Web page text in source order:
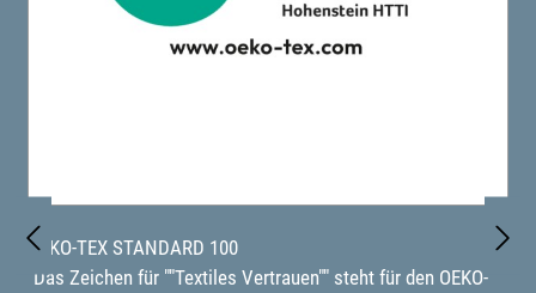
OEKO-TEX STANDARD 100
"Das Zeichen für ""Textiles Vertrauen"" steht für den OEKO-